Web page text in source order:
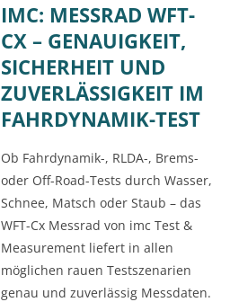
IMC: MESSRAD WFT-
CX – GENAUIGKEIT,
SICHERHEIT UND
ZUVERLÄSSIGKEIT IM
FAHRDYNAMIK-TEST
Ob Fahrdynamik-, RLDA-, Brems-
oder Off-Road-Tests durch Wasser,
Schnee, Matsch oder Staub – das
WFT-Cx Messrad von imc Test &
Measurement liefert in allen
möglichen rauen Testszenarien
genau und zuverlässig Messdaten.